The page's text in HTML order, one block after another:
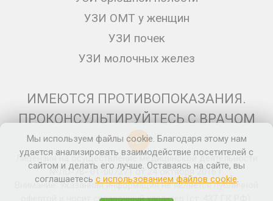
УЗИ ОМТ у женщин
УЗИ почек
УЗИ молочных желез
ИМЕЮТСЯ ПРОТИВОПОКАЗАНИЯ.
ПРОКОНСУЛЬТИРУЙТЕСЬ С ВРАЧОМ
12+
Лицензия на осуществление медицинской деятельности
№ЛО-78- 01-007271 от 24 октября 2016 г.
Внимание: Указанная информация не является публичной
офертой и носит справочный характер (ст. 437 ГК РФ).
Мы используем файлы cookie. Благодаря этому нам
удается анализировать взаимодействие посетителей с
сайтом и делать его лучше. Оставаясь на сайте, вы
соглашаетесь с использованием файлов cookie.